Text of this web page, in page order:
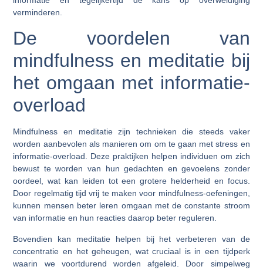
verminderen.
De voordelen van
mindfulness en meditatie bij
het omgaan met informatie-
overload
Mindfulness en meditatie zijn technieken die steeds vaker
worden aanbevolen als manieren om om te gaan met stress en
informatie-overload. Deze praktijken helpen individuen om zich
bewust te worden van hun gedachten en gevoelens zonder
oordeel, wat kan leiden tot een grotere helderheid en focus.
Door regelmatig tijd vrij te maken voor mindfulness-oefeningen,
kunnen mensen beter leren omgaan met de constante stroom
van informatie en hun reacties daarop beter reguleren.
Bovendien kan meditatie helpen bij het verbeteren van de
concentratie en het geheugen, wat cruciaal is in een tijdperk
waarin we voortdurend worden afgeleid. Door simpelweg